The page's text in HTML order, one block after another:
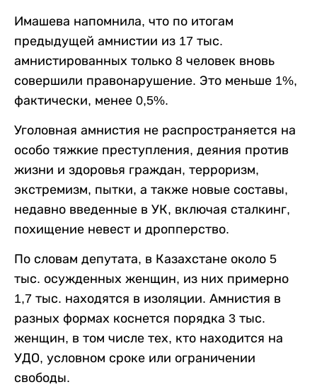
Имашева напомнила, что по итогам
предыдущей амнистии из 17 тыс.
амнистированных только 8 человек вновь
совершили правонарушение. Это меньше 1%,
фактически, менее 0,5%.
Уголовная амнистия не распространяется на
особо тяжкие преступления, деяния против
жизни и здоровья граждан, терроризм,
экстремизм, пытки, а также новые составы,
недавно введенные в УК, включая сталкинг,
похищение невест и дропперство.
По словам депутата, в Казахстане около 5
тыс. осужденных женщин, из них примерно
1,7 тыс. находятся в изоляции. Амнистия в
разных формах коснется порядка 3 тыс.
женщин, в том числе тех, кто находится на
УДО, условном сроке или ограничении
свободы.